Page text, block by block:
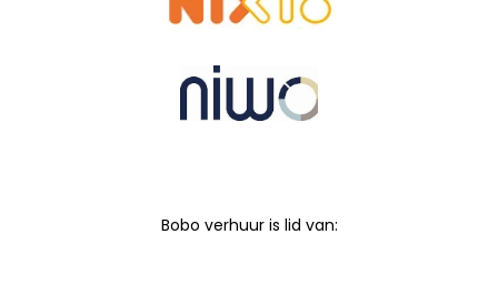
Bobo verhuur is lid van: